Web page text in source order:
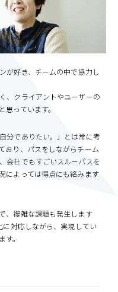
が好き、チームの中で協力し
、クライアントやユーザーの
っています。
分でありたい。」とは常に考
おり、パスをしながらチーム
会社でもすごいスルーパスを
によっては得点にも絡みます
、複雑な課題も発生します
対応しながら、実現してい
。